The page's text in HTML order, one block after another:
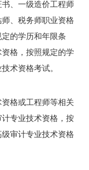
、一级造价工程师
、税务师职业资格
的学历和年限条
格，按照规定的学
术资格考试。
格或工程师等相关
专业技术资格，按
审计专业技术资格